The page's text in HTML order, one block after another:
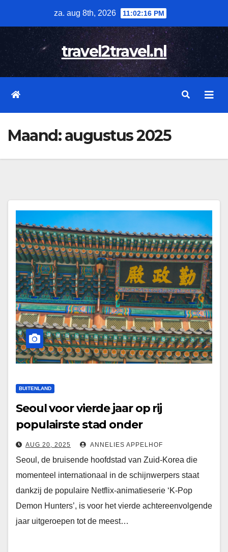
za. aug 8th, 2026 11:02:16 PM
travel2travel.nl
Maand:augustus 2025
BUITENLAND
Seoul voor vierde jaar op rij
populairste stad onder
wereldwijde Gen Z
AUG 20, 2025 ANNELIES APPELHOF
Seoul, de bruisende hoofdstad van Zuid-Korea die
momenteel internationaal in de schijnwerpers staat
dankzij de populaire Netflix-animatieserie ‘K-Pop
Demon Hunters’, is voor het vierde achtereenvolgende
jaar uitgeroepen tot de meest…